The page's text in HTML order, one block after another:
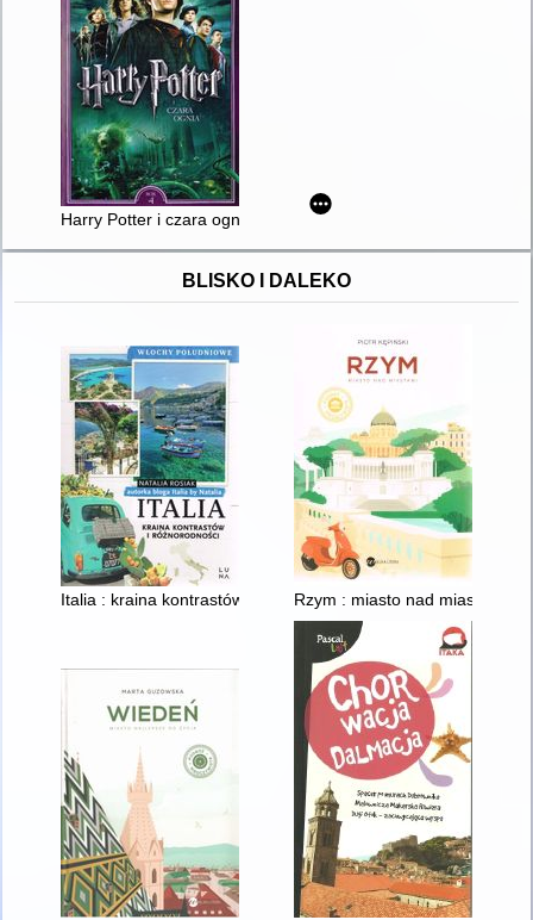
Harry Potter i czara ognia. Rok 4
BLISKO I DALEKO
Italia : kraina kontrastów i różnorodności : Włochy Południowe
Rzym : miasto nad miastami